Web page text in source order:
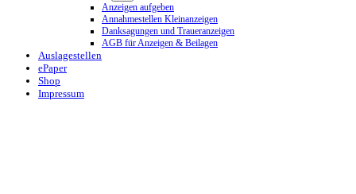
Anzeigen aufgeben
Annahmestellen Kleinanzeigen
Danksagungen und Traueranzeigen
AGB für Anzeigen & Beilagen
Auslagestellen
ePaper
Shop
Impressum